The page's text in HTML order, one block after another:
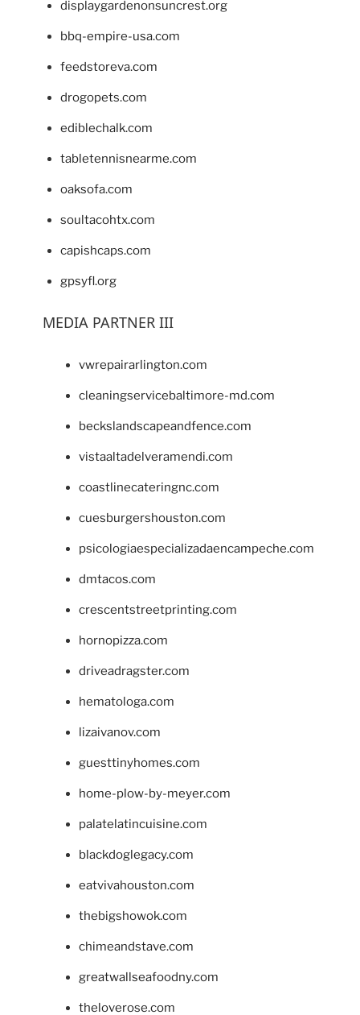
displaygardenonsuncrest.org
bbq-empire-usa.com
feedstoreva.com
drogopets.com
ediblechalk.com
tabletennisnearme.com
oaksofa.com
soultacohtx.com
capishcaps.com
gpsyfl.org
MEDIA PARTNER III
vwrepairarlington.com
cleaningservicebaltimore-md.com
beckslandscapeandfence.com
vistaaltadelveramendi.com
coastlinecateringnc.com
cuesburgershouston.com
psicologiaespecializadaencampeche.com
dmtacos.com
crescentstreetprinting.com
hornopizza.com
driveadragster.com
hematologa.com
lizaivanov.com
guesttinyhomes.com
home-plow-by-meyer.com
palatelatincuisine.com
blackdoglegacy.com
eatvivahouston.com
thebigshowok.com
chimeandstave.com
greatwallseafoodny.com
theloverose.com